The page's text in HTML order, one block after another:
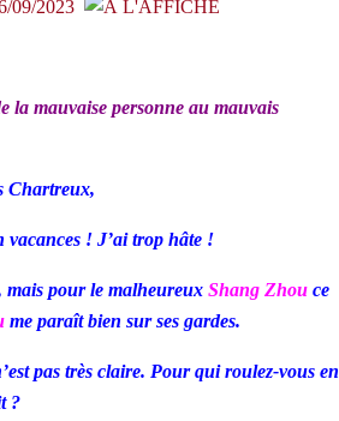
la mauvaise personne au mauvais
Chartreux,
vacances ! J’ai trop hâte !
mais pour le malheureux Shang Zhouce
me paraît bien sur ses gardes.
pas très claire. Pour qui roulez-vous en
?